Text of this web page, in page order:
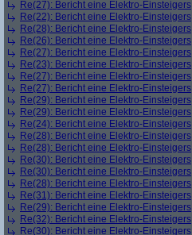
Re(27): Bericht eine Elektro-Einsteigers
Re(22): Bericht eine Elektro-Einsteigers
Re(28): Bericht eine Elektro-Einsteigers
Re(26): Bericht eine Elektro-Einsteigers
Re(27): Bericht eine Elektro-Einsteigers
Re(23): Bericht eine Elektro-Einsteigers
Re(27): Bericht eine Elektro-Einsteigers
Re(27): Bericht eine Elektro-Einsteigers
Re(29): Bericht eine Elektro-Einsteigers
Re(29): Bericht eine Elektro-Einsteigers
Re(24): Bericht eine Elektro-Einsteigers
Re(28): Bericht eine Elektro-Einsteigers
Re(28): Bericht eine Elektro-Einsteigers
Re(30): Bericht eine Elektro-Einsteigers
Re(30): Bericht eine Elektro-Einsteigers
Re(28): Bericht eine Elektro-Einsteigers
Re(31): Bericht eine Elektro-Einsteigers
Re(29): Bericht eine Elektro-Einsteigers
Re(32): Bericht eine Elektro-Einsteigers
Re(30): Bericht eine Elektro-Einsteigers